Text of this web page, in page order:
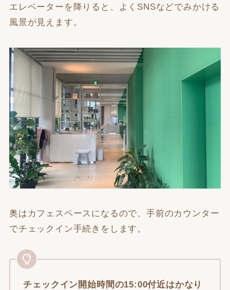
エレベーターを降りると、よくSNSなどでみかける
風景が見えます。
奥はカフェスペースになるので、手前のカウンター
でチェックイン手続きをします。
チェックイン開始時間の15:00付近はかなり